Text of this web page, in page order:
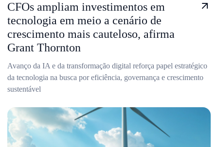
CFOs ampliam investimentos em
tecnologia em meio a cenário de
crescimento mais cauteloso, afirma
Grant Thornton
Avanço da IA e da transformação digital reforça papel estratégico
da tecnologia na busca por eficiência, governança e crescimento
sustentável